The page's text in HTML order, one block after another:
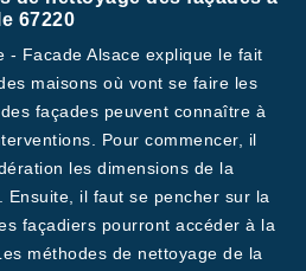
67220
- Facade Alsace explique le fait
maisons où vont se faire les
façades peuvent connaître à
Pour commencer, il
les dimensions de la
il faut se pencher sur la
façadiers pourront accéder à la
méthodes de nettoyage de la